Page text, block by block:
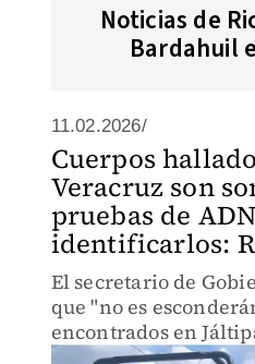
Noticias de
Bardahuil
11.02.2026/
Cuerpos
Veracruz son
pruebas de
identificarlos:
El secretario de
que "no es
encontrados en